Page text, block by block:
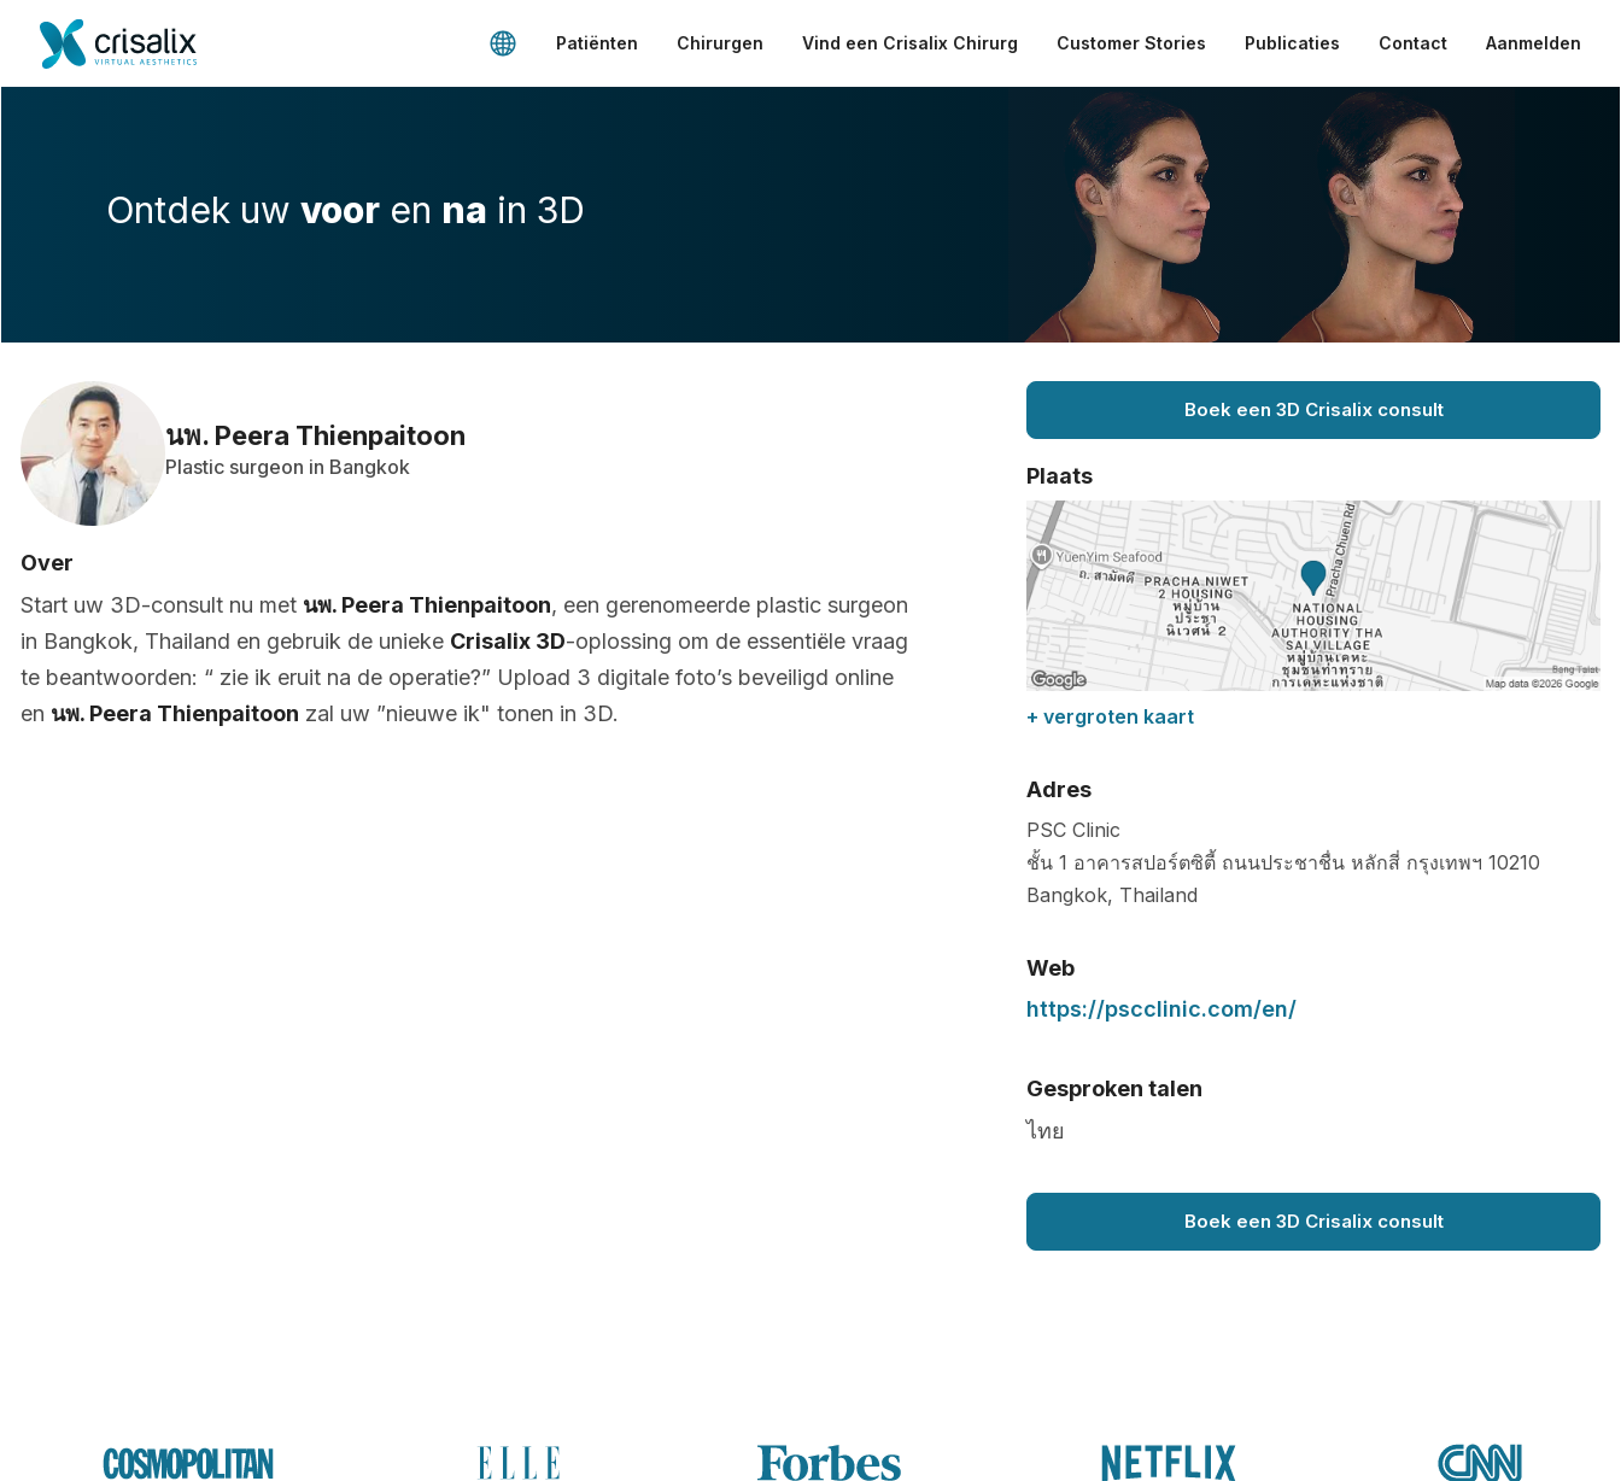
Patiënten Chirurgen Vind een Crisalix Chirurg Customer Stories Publicaties Contact Aanmelden
Ontdek uw voor en na in 3D
นพ. Peera Thienpaitoon
Plastic surgeon in Bangkok
Over
Start uw 3D-consult nu met นพ. Peera Thienpaitoon, een gerenomeerde plastic surgeon
in Bangkok, Thailand en gebruik de unieke Crisalix 3D-oplossing om de essentiële vraag
te beantwoorden: “ zie ik eruit na de operatie?” Upload 3 digitale foto’s beveiligd online
en นพ. Peera Thienpaitoon zal uw ”nieuwe ik" tonen in 3D.
Boek een 3D Crisalix consult
Plaats
+ vergroten kaart
Adres
PSC Clinic
ชั้น 1 อาคารสปอร์ตซิตี้ ถนนประชาชื่น หลักสี่ กรุงเทพฯ 10210
Bangkok, Thailand
Web
https://pscclinic.com/en/
Gesproken talen
ไทย
Boek een 3D Crisalix consult